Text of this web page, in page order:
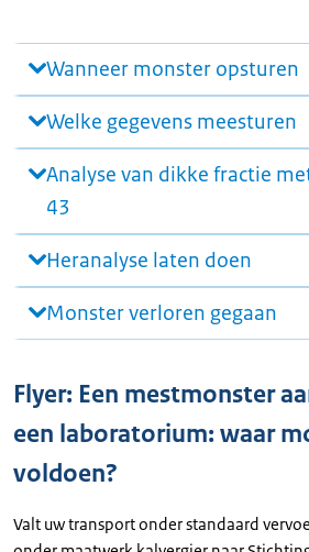
Wanneer monster opsturen
Welke gegevens meesturen
Analyse van dikke fractie
43
Heranalyse laten doen
Monster verloren gegaan
Flyer: Een mestmonster
een laboratorium: waar
voldoen?
Valt uw transport onder standaard